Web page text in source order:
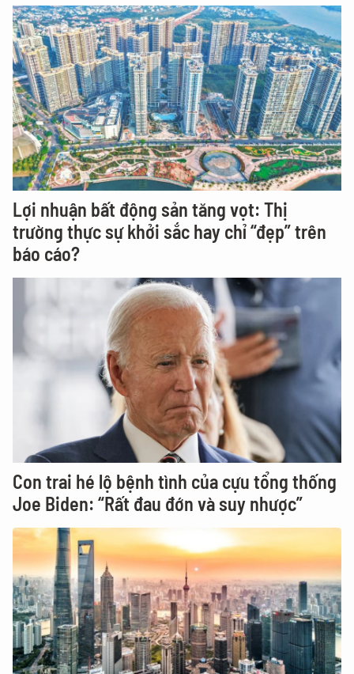
Lợi nhuận bất động sản tăng vọt: Thị
trường thực sự khởi sắc hay chỉ “đẹp” trên
báo cáo?
Con trai hé lộ bệnh tình của cựu tổng thống
Joe Biden: “Rất đau đớn và suy nhược”